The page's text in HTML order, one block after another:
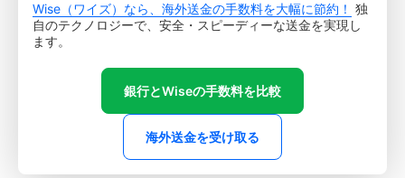
Wise（ワイズ）なら、海外送金の手数料を大幅に節約！ 独
自のテクノロジーで、安全・スピーディーな送金を実現し
ます。
銀行とWiseの手数料を比較
海外送金を受け取る